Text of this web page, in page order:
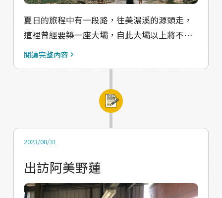
我們會開始反思傳統的客家文化中，不務正業
的採集文化，其實才是這個地方脈絡中很重要
的成分，也有可能是當代農業的出路。 回過頭
來說，長輩常說小時候在農村遊玩的經驗，在
我們這些2000年前後出生的人，大部分來說都
候，又非常需要這樣的野生觀點。所以我們透
過這次的野上野下採集行動，帶大家上山下
水，跟著在地的達人一起採集，讓學員們透過
身體實踐，產生自己的農村生態論述，也為當
夏日的旅程中有一段路，往美濃溪的源頭走，
這裡曾經要築一座大壩，自此大壩以上將不再
有流水聲，生態樣貌也將因此改變——所幸這一
切屬於和不屬於溪的。 溪上種種，透露著人與
自然的互動與衝突；邱郁文老師手舞足蹈的講
閱讀完整內容
2023/08/31
出訪阿美野蓮